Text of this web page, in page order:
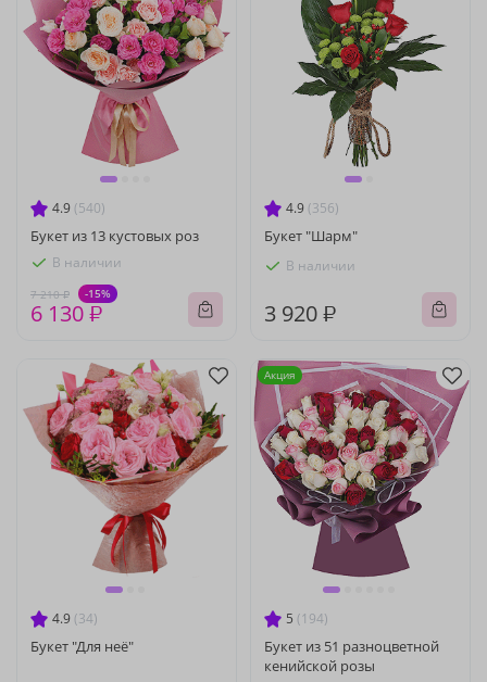
4.9 (540)
Букет из 13 кустовых роз
В наличии
7 210 ₽ -15%
6 130 ₽
4.9 (356)
Букет "Шарм"
В наличии
3 920 ₽
4.9 (34)
Букет "Для неё"
5 (194)
Букет из 51 разноцветной
кенийской розы
Акция